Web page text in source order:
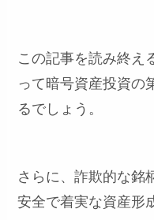
この記事を読み終え
って暗号資産投資の
るでしょう。
さらに、詐欺的な銘
安全で着実な資産形